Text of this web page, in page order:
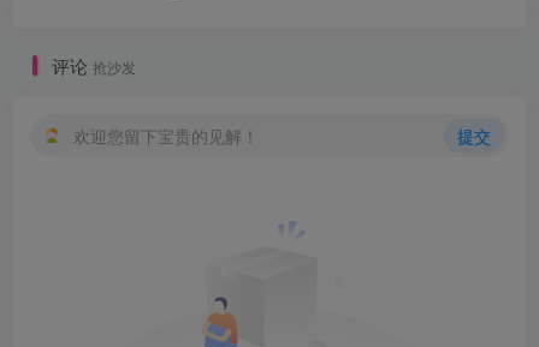
评论 抢沙发
欢迎您留下宝贵的见解！ 提交